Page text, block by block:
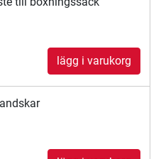
lägg i varukorg